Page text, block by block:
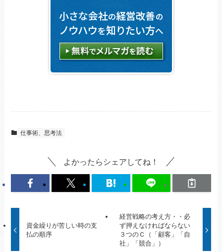
仕事術、思考法
よかったらシェアしてね！
資金繰りが苦しい時の支
払の順序
経営戦略の考え方・・必
ず押えなければならない
３つのＣ（「顧客」「自
社」「競合」）